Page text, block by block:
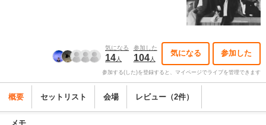
気になる
14人
参加した
104人
気になる 参加した
参加する(した)を登録すると、マイページでライブを管理できます
概要 セットリスト 会場 レビュー（2件）
メモ